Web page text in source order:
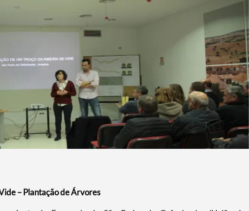
– Plantação de Árvores